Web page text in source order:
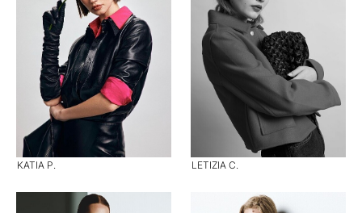
KATIA P. LETIZIA C.